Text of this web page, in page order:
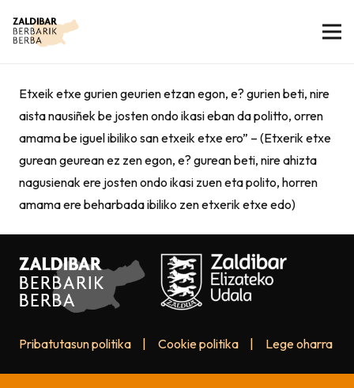
Etxeik etxe gurien geurien etzan egon, e? gurien beti, nire
aista nausiñek be josten ondo ikasi eban da politto, orren
amama be iguel ibiliko san etxeik etxe ero” – (Etxerik etxe
gurean geurean ez zen egon, e? gurean beti, nire ahizta
nagusienak ere josten ondo ikasi zuen eta polito, horren
amama ere beharbada ibiliko zen etxerik etxe edo)
Pribatutasun politika Cookie politika Lege oharra